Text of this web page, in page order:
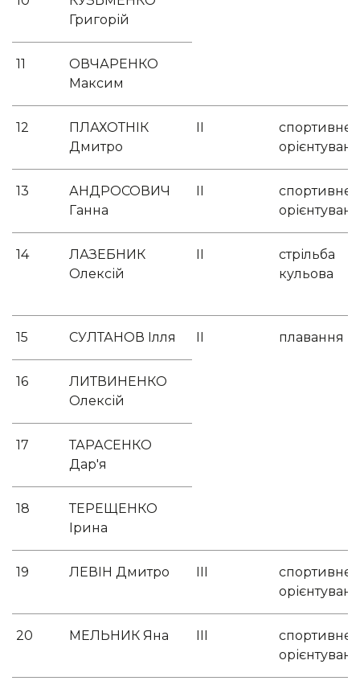
Григорій
11
ОВЧАРЕНКО
Максим
12
ПЛАХОТНІК
Дмитро
ІІ
спортивне
13
АНДРОСОВИЧ
Ганна
ІІ
спортивне
14
ЛАЗЕБНИК
Олексій
ІІ
стрільба
кульова
15 СУЛТАНОВ Ілля ІІ плавання
16
ЛИТВИНЕНКО
Олексій
17
ТАРАСЕНКО
Дар'я
18
ТЕРЕЩЕНКО
Ірина
19 ЛЕВІН Дмитро ІІІ
спортивне
20 МЕЛЬНИК Яна ІІІ
спортивне